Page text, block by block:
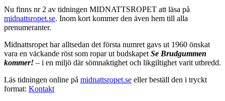
Nu finns nr 2 av tidningen MIDNATTSROPET att läsa på
midnattsropet.se. Inom kort kommer den även hem till alla
prenumeranter.
Midnattsropet har alltsedan det första numret gavs ut 1960 önskat
vara en väckande röst som ropar ut budskapet Se Brudgummen
kommer! – i en miljö där sömnaktighet och likgiltighet varit utbredd.
Läs tidningen online på midnattsropet.se eller beställ den i tryckt
format: Kontakt